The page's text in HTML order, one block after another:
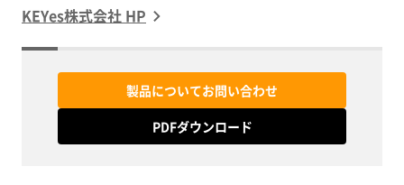
KEYes株式会社 HP
製品についてお問い合わせ
PDFダウンロード